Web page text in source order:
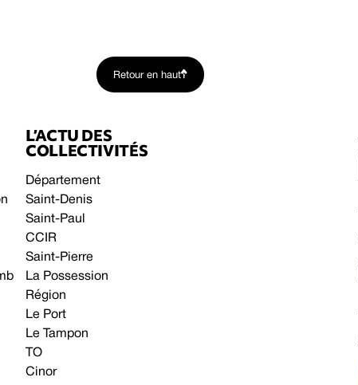
Retour en haut
L’ACTU DES
COLLECTIVITÉS
Département
Saint-Denis
Saint-Paul
CCIR
Saint-Pierre
La Possession
Région
Le Port
Le Tampon
TO
Cinor